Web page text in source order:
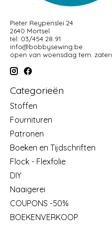
Pieter Reypenslei 24
2640 Mortsel
tel: 03/454 28 91
info@bobbysewing.be
open van woensdag tem.
Categorieën
Stoffen
Fournituren
Patronen
Boeken en Tijdschriften
Flock - Flexfolie
DIY
Naaigerei
COUPONS -50%
BOEKENVERKOOP